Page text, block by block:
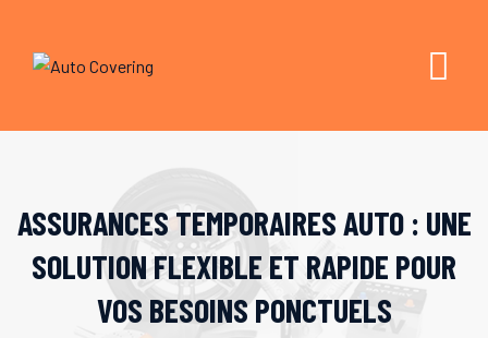
content
ASSURANCES TEMPORAIRES AUTO : UNE
SOLUTION FLEXIBLE ET RAPIDE POUR
VOS BESOINS PONCTUELS